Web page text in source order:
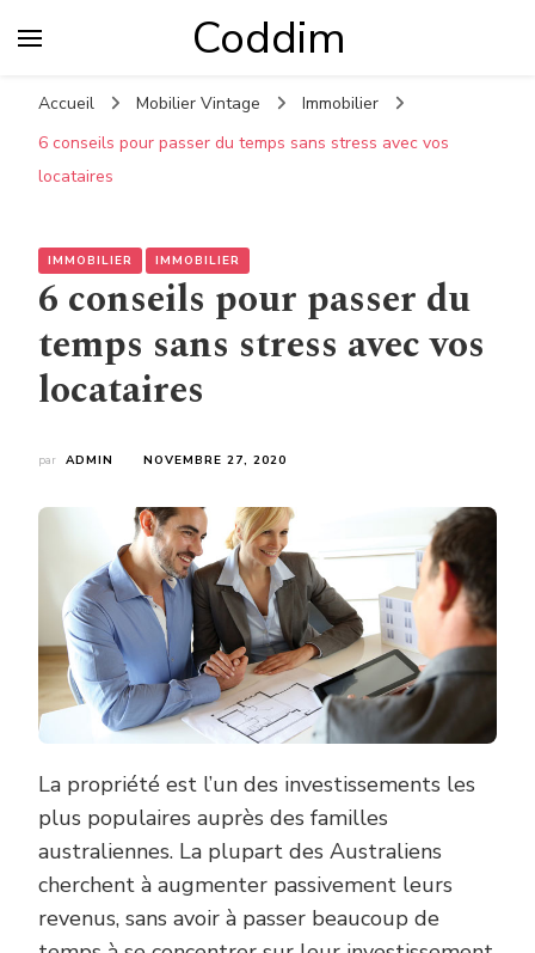
Coddim
Accueil Mobilier Vintage
Immobilier
6 conseils pour passer du temps sans stress avec vos
locataires
IMMOBILIER IMMOBILIER
6 conseils pour passer du
temps sans stress avec vos
locataires
par ADMIN NOVEMBRE 27, 2020
La propriété est l’un des investissements les
plus populaires auprès des familles
australiennes. La plupart des Australiens
cherchent à augmenter passivement leurs
revenus, sans avoir à passer beaucoup de